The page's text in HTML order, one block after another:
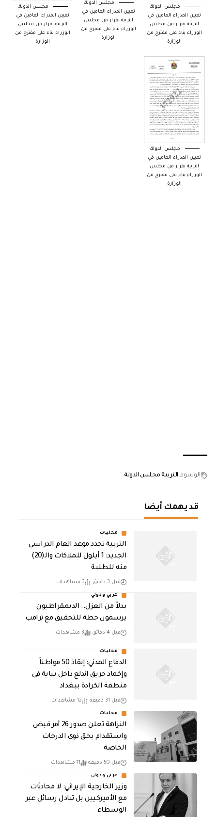
مجلس الدولة:
تعيين المدراء العامين في
التربية بقرار من مجلس
الوزراء بناء على مقترح من
الوزارة
مجلس الدولة:
تعيين المدراء العامين في
التربية بقرار من مجلس
الوزراء بناء على مقترح من
الوزارة
مجلس الدولة:
تعيين المدراء العامين في
التربية بقرار من مجلس
الوزراء بناء على مقترح من
الوزارة
مجلس الدولة:
تعيين المدراء العامين في
التربية بقرار من مجلس
الوزراء بناء على مقترح من
الوزارة
الوسوم التربية مجلس الدولة
قد يهمك أيضا
محليات
التربية تحدد موعد العام الدراسي
الجديد: 1 أيلول للملاكات والـ(20)
منه للطلبة
قبل 3 دقائق 3 مشاهدات
عربي ودولي
بدلاً من العزل.. الديمقراطيون
يرسمون خطة للتحقيق مع ترامب
قبل 4 دقائق 3 مشاهدات
محليات
الدفاع المدني: إنقاذ 50 مواطناً
وإخماد حريق اندلع داخل بناية في
منطقة الكرادة ببغداد
قبل 31 دقيقة 12 مشاهدات
محليات
النزاهة تعلن صدور 26 أمر قبض
واستقدام بحق ذوي الدرجات
الخاصة
قبل 50 دقيقة 11 مشاهدات
عربي ودولي
‏وزير الخارجية الإيراني: لا محادثات
مع الأميركيين بل تبادل رسائل عبر
الوسطاء